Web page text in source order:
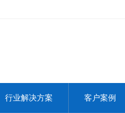
行业解决方案 客户案例